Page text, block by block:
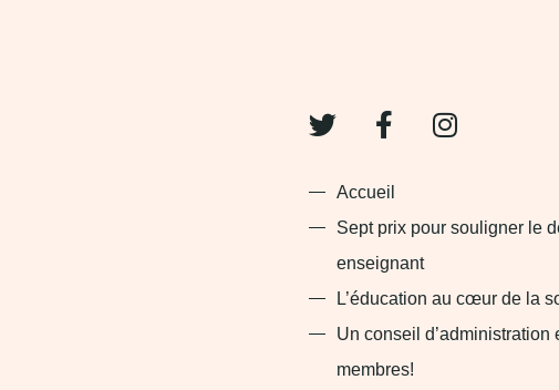
T
w
t
F
a
e
b
o
k
-
I
n
a
a
m
Accueil
Sept prix pour souligner le
enseignant
L’éducation au cœur de la
Un conseil d’administration
membres!